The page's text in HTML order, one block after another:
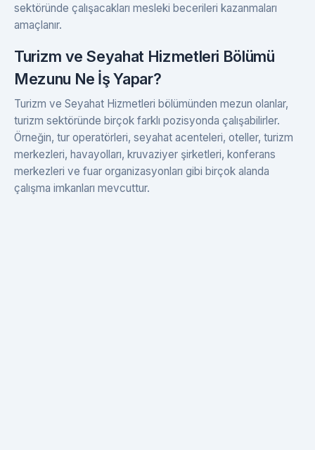
sektöründe çalışacakları mesleki becerileri kazanmaları
amaçlanır.
Turizm ve Seyahat Hizmetleri Bölümü
Mezunu Ne İş Yapar?
Turizm ve Seyahat Hizmetleri bölümünden mezun olanlar,
turizm sektöründe birçok farklı pozisyonda çalışabilirler.
Örneğin, tur operatörleri, seyahat acenteleri, oteller, turizm
merkezleri, havayolları, kruvaziyer şirketleri, konferans
merkezleri ve fuar organizasyonları gibi birçok alanda
çalışma imkanları mevcuttur.